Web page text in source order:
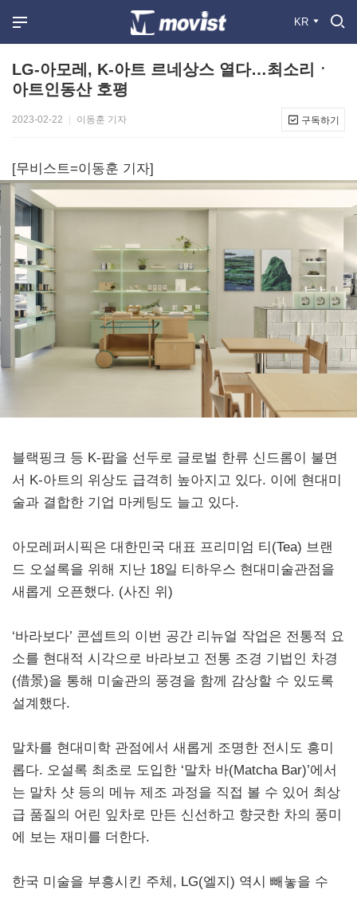
KR
LG-아모레, K-아트 르네상스 열다…최소리ㆍ
아트인동산 호평
2023-02-22 이동훈 기자 구독하기
[무비스트=이동훈 기자]
블랙핑크 등 K-팝을 선두로 글로벌 한류 신드롬이 불면
서 K-아트의 위상도 급격히 높아지고 있다. 이에 현대미
술과 결합한 기업 마케팅도 늘고 있다.
아모레퍼시픽은 대한민국 대표 프리미엄 티(Tea) 브랜
드 오설록을 위해 지난 18일 티하우스 현대미술관점을
새롭게 오픈했다. (사진 위)
‘바라보다’ 콘셉트의 이번 공간 리뉴얼 작업은 전통적 요
소를 현대적 시각으로 바라보고 전통 조경 기법인 차경
(借景)을 통해 미술관의 풍경을 함께 감상할 수 있도록
설계했다.
말차를 현대미학 관점에서 새롭게 조명한 전시도 흥미
롭다. 오설록 최초로 도입한 ‘말차 바(Matcha Bar)’에서
는 말차 샷 등의 메뉴 제조 과정을 직접 볼 수 있어 최상
급 품질의 어린 잎차로 만든 신선하고 향긋한 차의 풍미
에 보는 재미를 더한다.
한국 미술을 부흥시킨 주체, LG(엘지) 역시 빼놓을 수